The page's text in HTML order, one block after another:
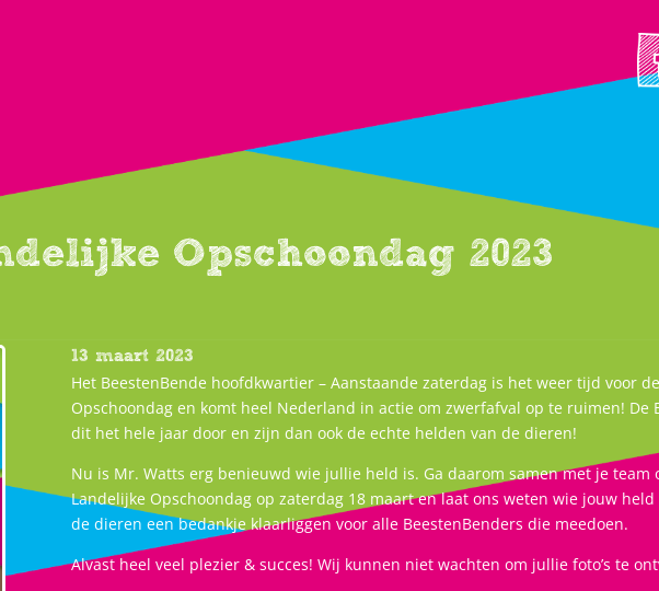
Opschoondag 2023
13 maart 2023
Het BeestenBende hoofdkwartier – Aanstaande zaterdag is het weer tijd voor
Opschoondag en komt heel Nederland in actie om zwerfafval op te ruimen! De
dit het hele jaar door en zijn dan ook de echte helden van de dieren!
Nu is Mr. Watts erg benieuwd wie jullie held is. Ga daarom samen met je team
Landelijke Opschoondag op zaterdag 18 maart en laat ons weten wie jouw
de dieren een bedankje klaarliggen voor alle BeestenBenders die meedoen.
Alvast heel veel plezier & succes! Wij kunnen niet wachten om jullie foto’s te